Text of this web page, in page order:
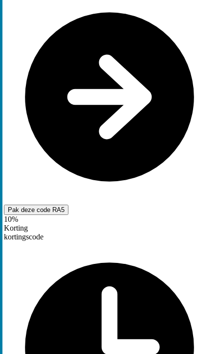
Pak deze code RA5
10%
Korting
kortingscode